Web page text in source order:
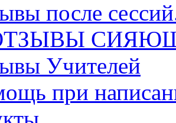
после
Учителей
при